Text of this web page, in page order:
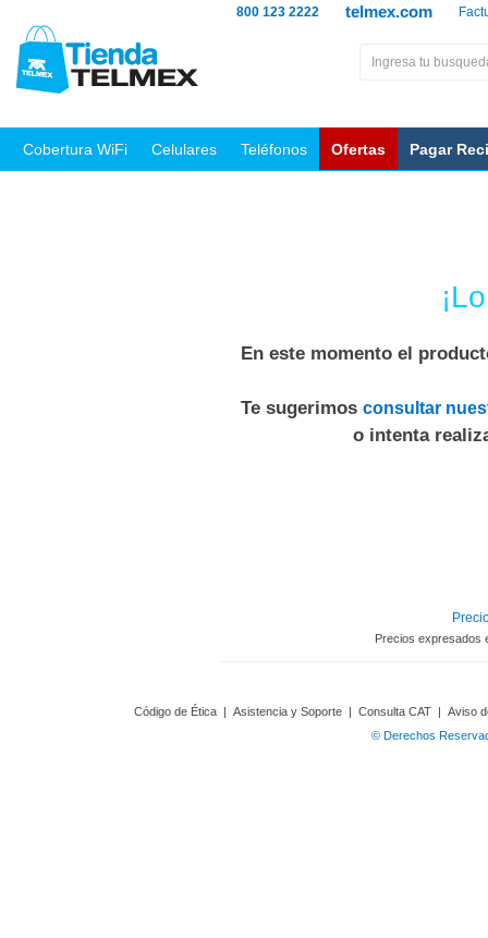
telmex.com
800 123 2222
Cobertura WiFi Celulares Teléfonos Ofertas Pagar
En este momento el
Te sugerimos consultar
o intenta
Precios expresados
Código de Ética | Asistencia y Soporte | Consulta CAT | Aviso
© Derechos